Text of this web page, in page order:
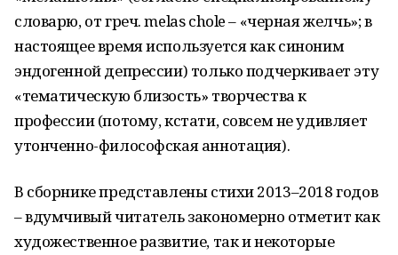
словарю, от греч. melas chole – «черная желчь»; в
настоящее время используется как синоним
эндогенной депрессии) только подчеркивает эту
«тематическую близость» творчества к
профессии (потому, кстати, совсем не удивляет
утонченно-философская аннотация).
В сборнике представлены стихи 2013–2018 годов
– вдумчивый читатель закономерно отметит как
художественное развитие, так и некоторые